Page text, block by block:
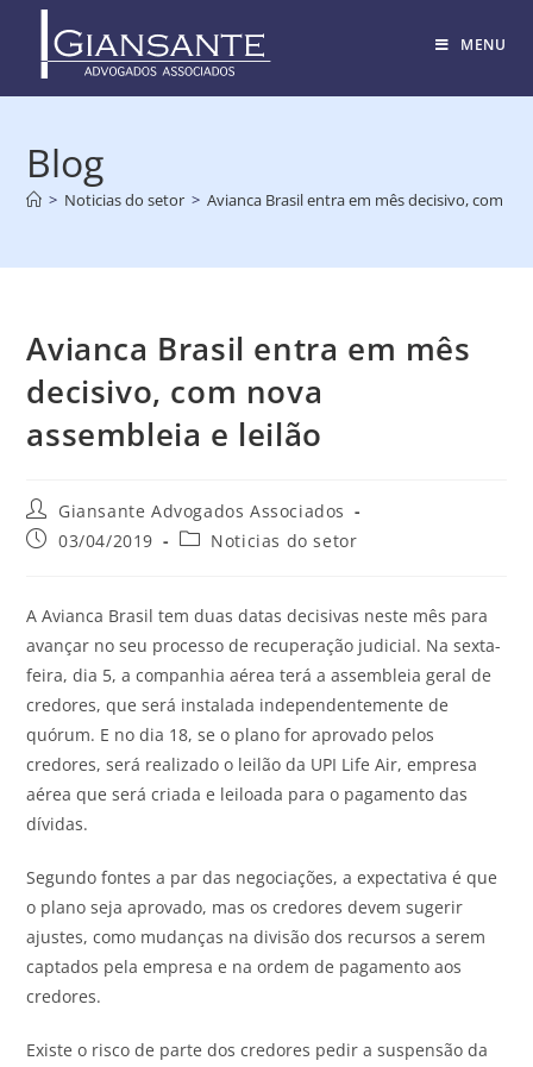
MENU
Blog
> Noticias do setor > Avianca Brasil entra em mês decisivo, com
Avianca Brasil entra em mês
decisivo, com nova
assembleia e leilão
Giansante Advogados Associados
03/04/2019
Noticias do setor
A Avianca Brasil tem duas datas decisivas neste mês para
avançar no seu processo de recuperação judicial. Na sexta-
feira, dia 5, a companhia aérea terá a assembleia geral de
credores, que será instalada independentemente de
quórum. E no dia 18, se o plano for aprovado pelos
credores, será realizado o leilão da UPI Life Air, empresa
aérea que será criada e leiloada para o pagamento das
dívidas.
Segundo fontes a par das negociações, a expectativa é que
o plano seja aprovado, mas os credores devem sugerir
ajustes, como mudanças na divisão dos recursos a serem
captados pela empresa e na ordem de pagamento aos
credores.
Existe o risco de parte dos credores pedir a suspensão da